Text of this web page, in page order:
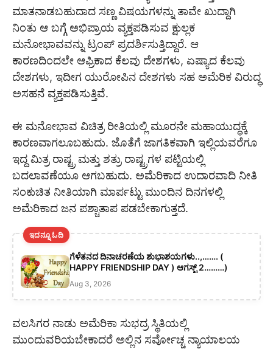
ಮಾತನಾಡಬಹುದಾದ ಸಣ್ಣ ವಿಷಯಗಳನ್ನು ತಾವೇ ಖುದ್ದಾಗಿ
ನಿಂತು ಆ ಬಗ್ಗೆ ಅಭಿಪ್ರಾಯ ವ್ಯಕ್ತಪಡಿಸುವ ಕ್ಷುಲ್ಲಕ
ಮನೋಭಾವವನ್ನು ಟ್ರಂಪ್ ಪ್ರದರ್ಶಿಸುತ್ತಿದ್ದಾರೆ. ಆ
ಕಾರಣದಿಂದಲೇ ಆಫ್ರಿಕಾದ ಕೆಲವು ದೇಶಗಳು, ಏಷ್ಯಾದ ಕೆಲವು
ದೇಶಗಳು, ಇದೀಗ ಯುರೋಪಿನ ದೇಶಗಳು ಸಹ ಅಮೆರಿಕ ವಿರುದ್ಧ
ಅಸಹನೆ ವ್ಯಕ್ತಪಡಿಸುತ್ತಿವೆ.
ಈ ಮನೋಭಾವ ವಿಚಿತ್ರ ರೀತಿಯಲ್ಲಿ ಮೂರನೇ ಮಹಾಯುದ್ಧಕ್ಕೆ
ಕಾರಣವಾಗಲೂಬಹುದು. ಜೊತೆಗೆ ಜಾಗತಿಕವಾಗಿ ಇಲ್ಲಿಯವರೆಗೂ
ಇದ್ದ ಮಿತ್ರ ರಾಷ್ಟ್ರ ಮತ್ತು ಶತ್ರು ರಾಷ್ಟ್ರಗಳ ಪಟ್ಟಿಯಲ್ಲಿ
ಬದಲಾವಣೆಯೂ ಆಗಬಹುದು. ಅಮೆರಿಕಾದ ಉದಾರವಾದಿ ನೀತಿ
ಸಂಕುಚಿತ ನೀತಿಯಾಗಿ ಮಾರ್ಪಟ್ಟು ಮುಂದಿನ ದಿನಗಳಲ್ಲಿ
ಅಮೆರಿಕಾದ ಜನ ಪಶ್ಚಾತಾಪ ಪಡಬೇಕಾಗುತ್ತದೆ.
ಇದನ್ನೂ ಓದಿ
ಗೆಳೆತನದ ದಿನಾಚರಣೆಯ ಶುಭಾಶಯಗಳು..,……. (
HAPPY FRIENDSHIP DAY ) ಆಗಸ್ಟ್ 2………)
Aug 3, 2026
ವಲಸಿಗರ ನಾಡು ಅಮೆರಿಕಾ ಸುಭದ್ರ ಸ್ಥಿತಿಯಲ್ಲಿ
ಮುಂದುವರಿಯಬೇಕಾದರೆ ಅಲ್ಲಿನ ಸರ್ವೋಚ್ಚ ನ್ಯಾಯಾಲಯ